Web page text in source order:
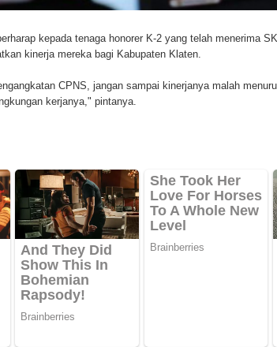
kepada tenaga honorer K-2 yang telah menerima
kinerja mereka bagi Kabupaten Klaten.
CPNS, jangan sampai kinerjanya malah
kerjanya," pintanya.